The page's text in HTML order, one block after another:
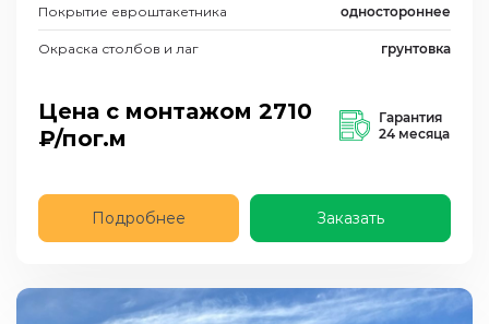
Покрытие евроштакетника одностороннее
Окраска столбов и лаг грунтовка
Цена с монтажом 2710
₽/пог.м
Гарантия
24 месяца
Подробнее Заказать